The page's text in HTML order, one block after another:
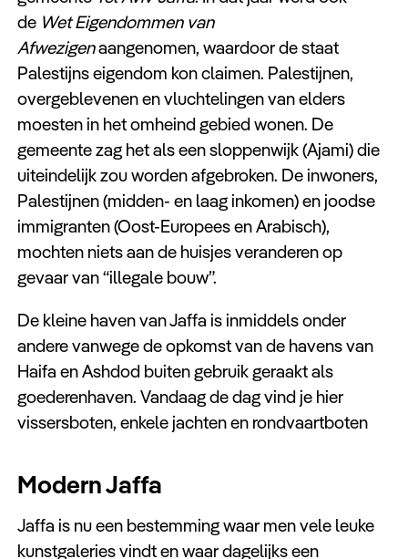
de Wet Eigendommen van
Afwezigenaangenomen, waardoor de staat
Palestijns eigendom kon claimen. Palestijnen,
overgeblevenen en vluchtelingen van elders
moesten in het omheind gebied wonen. De
gemeente zag het als een sloppenwijk (Ajami) die
uiteindelijk zou worden afgebroken. De inwoners,
Palestijnen (midden- en laag inkomen) en joodse
immigranten (Oost-Europees en Arabisch),
mochten niets aan de huisjes veranderen op
gevaar van “illegale bouw”.
De kleine haven van Jaffa is inmiddels onder
andere vanwege de opkomst van de havens van
Haifa en Ashdod buiten gebruik geraakt als
goederenhaven. Vandaag de dag vind je hier
vissersboten, enkele jachten en rondvaartboten
Modern Jaffa
Jaffa is nu een bestemming waar men vele leuke
kunstgaleries vindt en waar dagelijks een